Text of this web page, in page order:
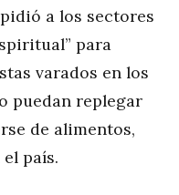
a los sectores
para
varados en los
puedan replegar
de alimentos,
país.